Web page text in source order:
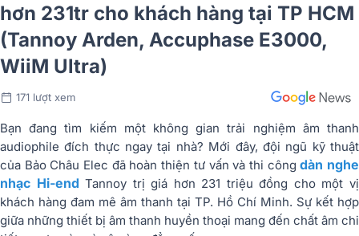
hơn 231tr cho khách hàng tại TP HCM
(Tannoy Arden, Accuphase E3000,
WiiM Ultra)
171 lượt xem
Bạn đang tìm kiếm một không gian trải nghiệm âm thanh
audiophile đích thực ngay tại nhà? Mới đây, đội ngũ kỹ thuật
của Bảo Châu Elec đã hoàn thiện tư vấn và thi côngdàn nghe
nhạc Hi-end Tannoy trị giá hơn 231 triệu đồng cho một vị
khách hàng đam mê âm thanh tại TP. Hồ Chí Minh. Sự kết hợp
giữa những thiết bị âm thanh huyền thoại mang đến chất âm chi